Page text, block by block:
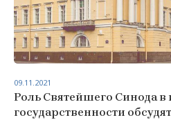
Роль Святейшего Синода
государственности
09.11.2021